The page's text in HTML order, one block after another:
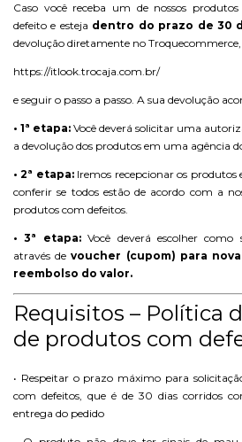
Caso você receba um de nossos
defeito e esteja dentro do prazo de 30
devolução diretamente no Troquecommerce,
https://itlook.trocaja.com.br/
e seguir o passo a passo. A sua devolução
• 1ª etapa: Você deverá solicitar uma
a devolução dos produtos em uma agência
• 2ª etapa:Iremos recepcionar os produtos
conferir se todos estão de acordo com a
produtos com defeitos.
• 3ª etapa:Você deverá escolher como
através devoucher (cupom) para
reembolso do valor.
Requisitos – Política
de produtos com
• Respeitar o prazo máximo para
com defeitos, que é de 30 dias corridos
entrega do pedido